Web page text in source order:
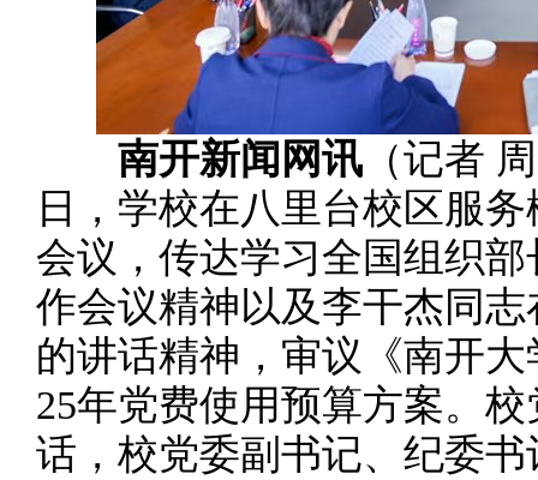
南开新闻网讯 （记者
日，学校在八里台校区服
会议，传达学习全国组织
作会议精神以及李干杰同
的讲话精神，审议《南开
25年党费使用预算方案。
话，校党委副书记、纪委